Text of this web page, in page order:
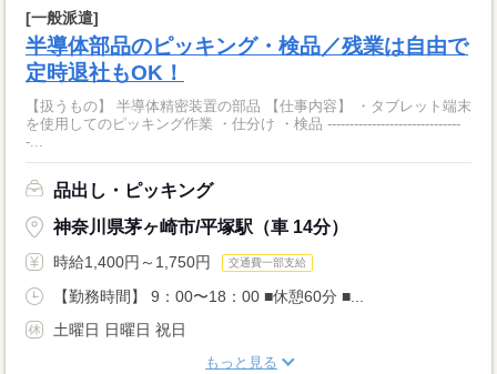
[一般派遣]
半導体部品のピッキング・検品／残業は自由で
定時退社もOK！
【扱うもの】 半導体精密装置の部品 【仕事内容】 ・タブレット端末
を使用してのピッキング作業 ・仕分け ・検品 ------------------------------
-...
品出し・ピッキング
神奈川県茅ヶ崎市/平塚駅（車 14分）
時給1,400円～1,750円 交通費一部支給
【勤務時間】 9：00〜18：00 ■休憩60分 ■...
土曜日 日曜日 祝日
もっと見る